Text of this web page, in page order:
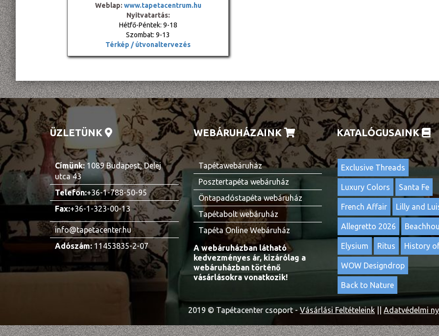
Weblap: www.tapetacentrum.hu
Nyitvatartás:
Hétfő-Péntek: 9-18
Szombat: 9-13
Térkép / útvonaltervezés
ÜZLETÜNK
Címünk: 1089 Budapest, Delej
utca 43
Telefon:+36-1-788-50-95
Fax:+36-1-323-00-13
info@tapetacenter.hu
Adószám: 11453835-2-07
WEBÁRUHÁZAINK
Tapétawebáruház
Posztertapéta webáruház
Öntapadóstapéta webáruház
Tapétabolt webáruház
Tapéta Online Webáruház
A webáruházban látható
kedvezményes ár, kizárólag a
webáruházban történő
vásárlásokra vonatkozik!
KATALÓGUSAINK
Exclusive Threads
Luxury Colors Santa Fe
French Affair Lilly and
Allegretto 2026
Elysium Ritus History
WOW Designdrop
Back to Nature
2019 © Tapétacenter csoport -Vásárlási Feltételeink Adatvédelmi